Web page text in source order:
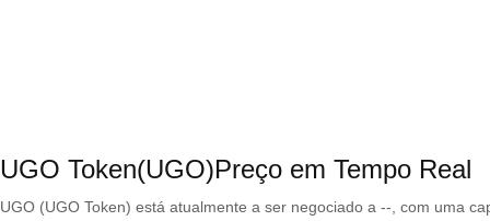
UGO Token(UGO)Preço em Tempo Real
UGO (UGO Token) está atualmente a ser negociado a --, com uma